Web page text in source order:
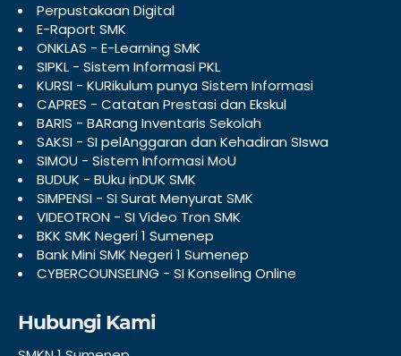
Perpustakaan Digital
E-Raport SMK
ONKLAS - E-Learning SMK
SIPKL - Sistem Informasi PKL
KURSI - KURikulum punya Sistem Informasi
CAPRES - Catatan Prestasi dan Ekskul
BARIS - BARang Inventaris Sekolah
SAKSI - SI pelAnggaran dan Kehadiran SIswa
SIMOU - Sistem Informasi MoU
BUDUK - BUku inDUK SMK
SIMPENSI - SI Surat Menyurat SMK
VIDEOTRON - SI Video Tron SMK
BKK SMK Negeri 1 Sumenep
Bank Mini SMK Negeri 1 Sumenep
CYBERCOUNSELING - SI Konseling Online
Hubungi Kami